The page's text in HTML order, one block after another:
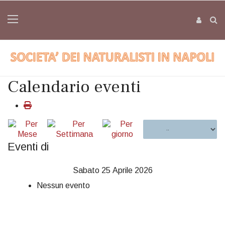
Calendario eventi
Eventi di
Sabato 25 Aprile 2026
Nessun evento